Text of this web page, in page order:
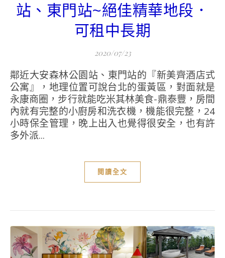
站、東門站~絕佳精華地段．
可租中長期
2020/07/23
鄰近大安森林公園站、東門站的『新美齊酒店式
公寓』，地理位置可說台北的蛋黃區，對面就是
永康商圈，步行就能吃米其林美食-鼎泰豐，房間
內就有完整的小廚房和洗衣機，機能很完整，24
小時保全管理，晚上出入也覺得很安全，也有許
多外派...
閱讀全文